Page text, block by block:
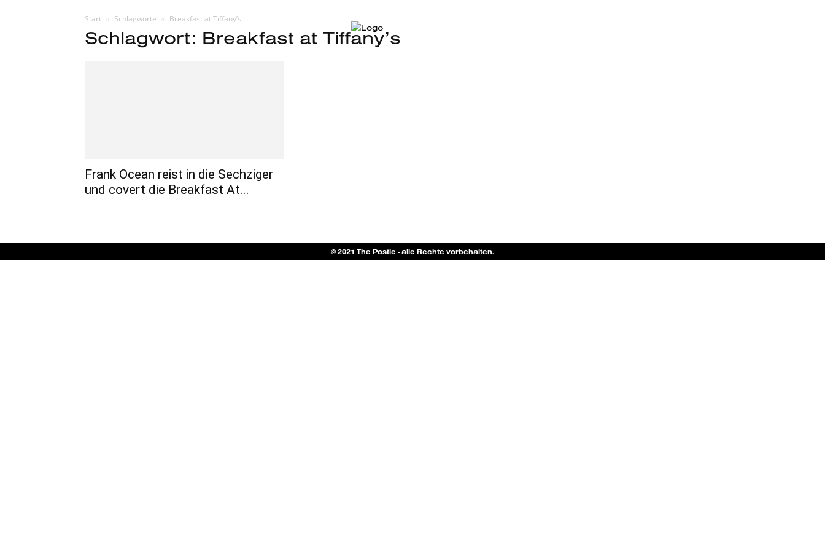
Start Schlagworte Breakfast at Tiffany’s
Schlagwort: Breakfast at Tiffany’s
Frank Ocean reist in die Sechziger
und covert die Breakfast At...
© 2021 The Postie - alle Rechte vorbehalten.